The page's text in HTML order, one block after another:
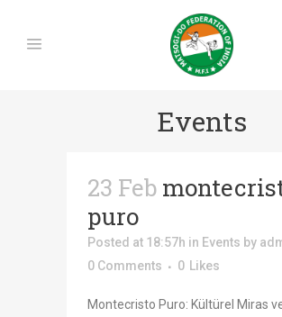
Events
23 Feb
puro
Posted at 18:57h in Events by
0 Comments
0 Likes
Montecristo Puro: Kültürel Miras